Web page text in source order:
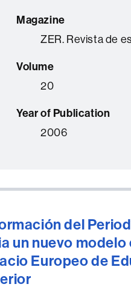
Magazine
ZER. Revista de
Volume
20
Year of Publication
2006
del
un nuevo modelo
Europeo de